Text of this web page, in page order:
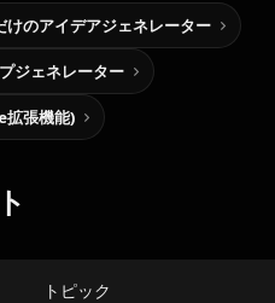
けのアイデアジェネレーター
ジェネレーター
張機能)
トピック